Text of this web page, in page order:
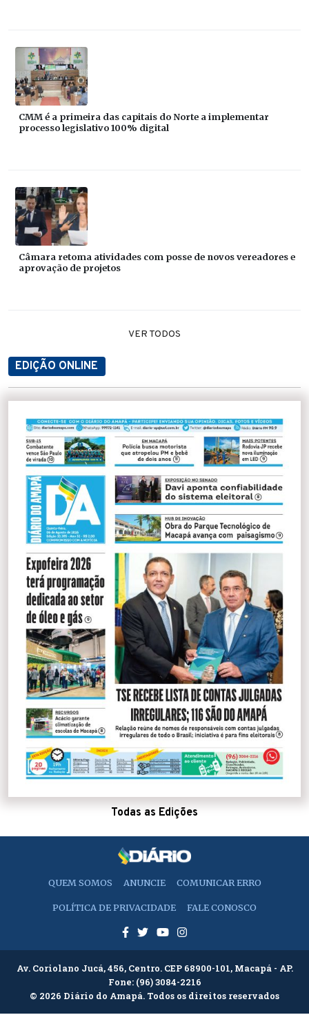
CMM é a primeira das capitais do Norte a implementar
processo legislativo 100% digital
Câmara retoma atividades com posse de novos vereadores e
aprovação de projetos
VER TODOS
EDIÇÃO ONLINE
Todas as Edições
QUEM SOMOS ANUNCIE COMUNICAR ERRO
POLÍTICA DE PRIVACIDADE FALE CONOSCO
Av. Coriolano Jucá, 456, Centro. CEP 68900-101, Macapá - AP.
Fone: (96) 3084-2216
© 2026 Diário do Amapá. Todos os direitos reservados